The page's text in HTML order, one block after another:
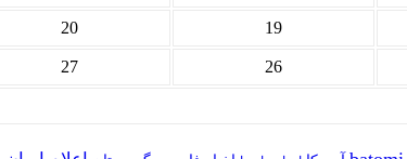
19
20
26
27